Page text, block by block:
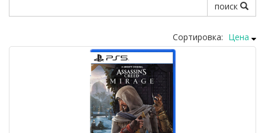
поиск
Сортировка: Цена